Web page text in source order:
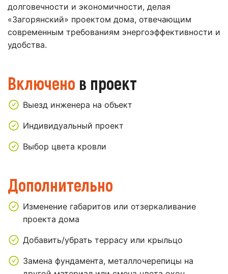
долговечности и экономичности, делая
«Загорянский» проектом дома, отвечающим
современным требованиям энергоэффективности и
удобства.
Включено в проект
Выезд инженера на объект
Индивидуальный проект
Выбор цвета кровли
Дополнительно
Изменение габаритов или отзеркаливание
проекта дома
Добавить/убрать террасу или крыльцо
Замена фундамента, металлочерепицы на